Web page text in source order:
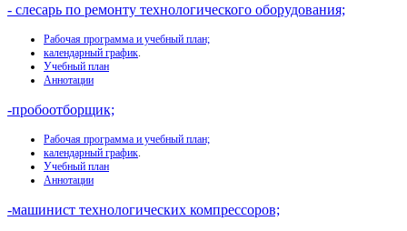
- слесарь по ремонту технологического оборудования;
Рабочая программа и учебный план;
календарный график.
Учебный план
Аннотации
-пробоотборщик;
Рабочая программа и учебный план;
календарный график.
Учебный план
Аннотации
-машинист технологических компрессоров;